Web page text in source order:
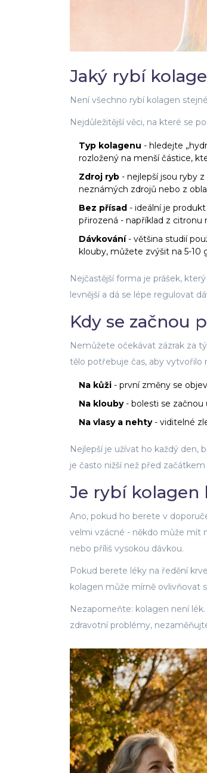
Jaký rybí
Není všechno rybí kolagen
Nejdůležitější věci, na které se
Typ kolagenu - hledejte
rozložený na menší částice,
Zdroj ryb - nejlepší jsou ryby
neznámých zdrojů nebo z
Bez přísad - ideální je
přirozená - například z citronu
Dávkování- většina studií
klouby, můžete zvýšit na 5-10
Nejčastější forma je prášek,
levnější a dá se lépe regulovat
Kdy se začnou
Nemůžete očekávat zázrak za
tělo potřebuje čas, aby vytvořilo
Na kůži - první změny se
Na klouby- bolesti se začnou
Na vlasy a nehty- viditelné
Nejlepší je užívat ho každý den,
je často nižší než před
Je rybí kolagen
Ano, pokud ho berete v
velmi vzácné - někdo může mít
nebo příliš vysokou dávkou.
Pokud berete léky na ředění
kolagen může mírně ovlivňovat
Nezapomeňte: kolagen není
zdravotní problémy,